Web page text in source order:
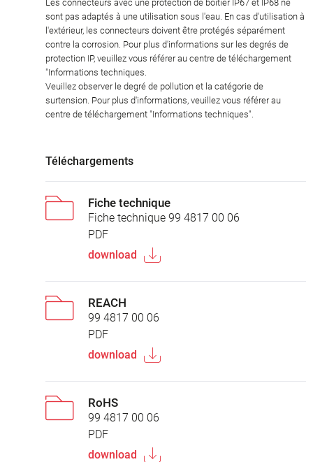
Les connecteurs avec une protection de boîtier IP67 et IP68 ne
sont pas adaptés à une utilisation sous l'eau. En cas d'utilisation à
l'extérieur, les connecteurs doivent être protégés séparément
contre la corrosion. Pour plus d'informations sur les degrés de
protection IP, veuillez vous référer au centre de téléchargement
"Informations techniques.
Veuillez observer le degré de pollution et la catégorie de
surtension. Pour plus d'informations, veuillez vous référer au
centre de téléchargement "Informations techniques".
Téléchargements
Fiche technique
Fiche technique 99 4817 00 06
PDF
download
REACH
99 4817 00 06
PDF
download
RoHS
99 4817 00 06
PDF
download